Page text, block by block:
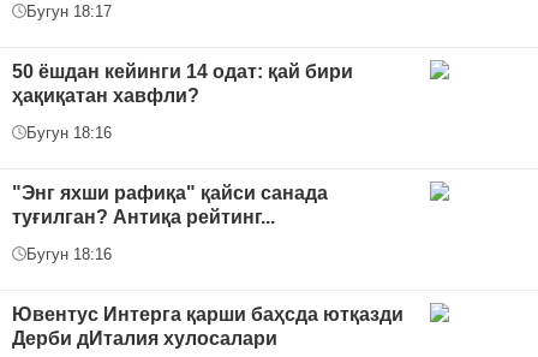
Бугун 18:17
50 ёшдан кейинги 14 одат: қай бири
ҳақиқатан хавфли?
Бугун 18:16
"Энг яхши рафиқа" қайси санада
туғилган? Антиқа рейтинг...
Бугун 18:16
Ювентус Интерга қарши баҳсда ютқазди
Дерби дИталия хулосалари